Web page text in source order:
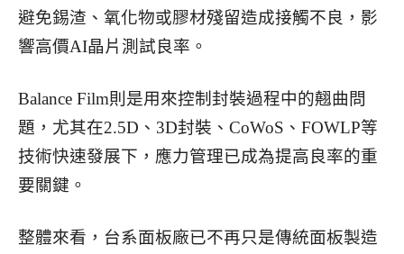
避免錫渣、氧化物或膠材殘留造成接觸不良，影
響高價AI晶片測試良率。
Balance Film則是用來控制封裝過程中的翹曲問
題，尤其在2.5D、3D封裝、CoWoS、FOWLP等
技術快速發展下，應力管理已成為提高良率的重
要關鍵。
整體來看，台系面板廠已不再只是傳統面板製造